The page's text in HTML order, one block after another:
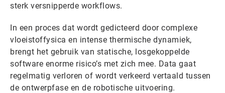
sterk versnipperde workflows.
In een proces dat wordt gedicteerd door complexe
vloeistoffysica en intense thermische dynamiek,
brengt het gebruik van statische, losgekoppelde
software enorme risico’s met zich mee. Data gaat
regelmatig verloren of wordt verkeerd vertaald tussen
de ontwerpfase en de robotische uitvoering.